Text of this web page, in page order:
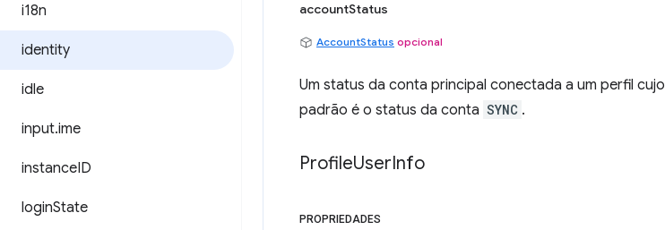
i18n
identity
idle
input.ime
instanceID
loginState
accountStatus
AccountStatus opcional
Um status da conta principal conectada a um perfil cujo
padrão é o status da conta SYNC .
ProfileUserInfo
PROPRIEDADES